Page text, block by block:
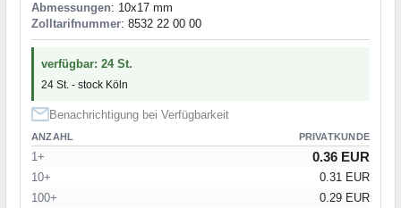
Abmessungen: 10x17 mm
Zolltarifnummer: 8532 22 00 00
verfügbar: 24 St.
24 St. - stock Köln
Benachrichtigung bei Verfügbarkeit
ANZAHL PRIVATKUNDE
1+ 0.36 EUR
10+
0.31 EUR
100+
0.29 EUR